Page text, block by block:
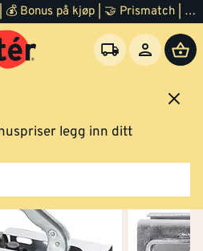
🚚 Fri frakt over 20 000 kr | 💰 Bonus på kjøp | 🤝 Prismatch | ⭐ 100% fornøyd garanti | 🏪 140 byggevarehus
legg inn ditt